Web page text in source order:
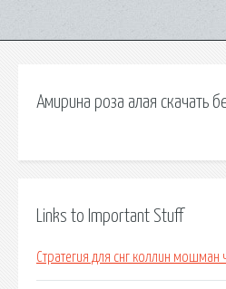
Амирина роза алая скачать
Links to Important Stuff
Стратегия для снг коллин мошман